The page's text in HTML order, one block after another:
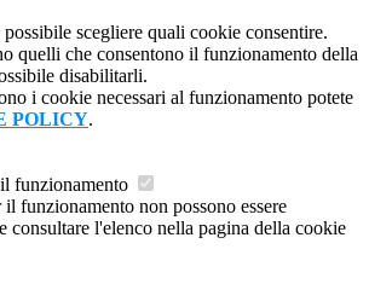
possibile scegliere quali cookie consentire.
quelli che consentono il funzionamento della
disabilitarli.
i cookie necessari al funzionamento potete
POLICY.
funzionamento
funzionamento non possono essere
consultare l'elenco nella pagina della cookie